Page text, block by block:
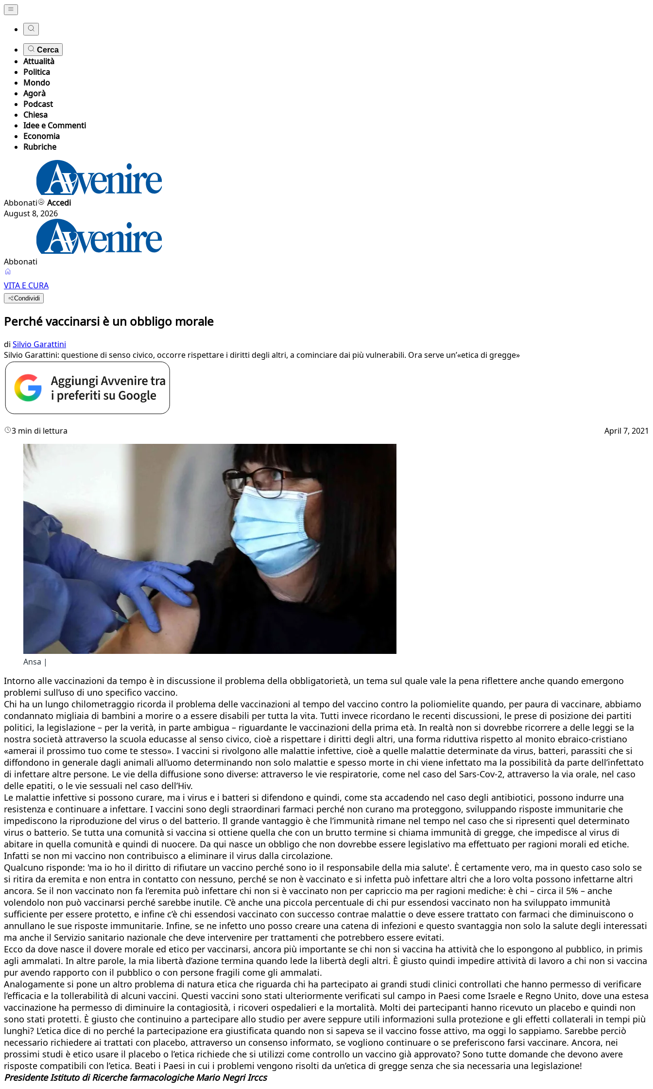
Cerca
Attualità
Politica
Mondo
Agorà
Podcast
Chiesa
Idee e Commenti
Economia
Rubriche
Abbonati
Accedi
August 8, 2026
Abbonati
VITA E CURA
Condividi
Perché vaccinarsi è un obbligo morale
di Silvio Garattini
Silvio Garattini: questione di senso civico, occorre rispettare i diritti degli altri, a cominciare dai più vulnerabili. Ora serve un’«etica di gregge»
3 min di lettura April 7, 2021
Ansa |
Intorno alle vaccinazioni da tempo è in discussione il problema della obbligatorietà, un tema sul quale vale la pena riflettere anche quando emergono
problemi sull’uso di uno specifico vaccino.
Chi ha un lungo chilometraggio ricorda il problema delle vaccinazioni al tempo del vaccino contro la poliomielite quando, per paura di vaccinare, abbiamo
condannato migliaia di bambini a morire o a essere disabili per tutta la vita. Tutti invece ricordano le recenti discussioni, le prese di posizione dei partiti
politici, la legislazione – per la verità, in parte ambigua – riguardante le vaccinazioni della prima età. In realtà non si dovrebbe ricorrere a delle leggi se la
nostra società attraverso la scuola educasse al senso civico, cioè a rispettare i diritti degli altri, una forma riduttiva rispetto al monito ebraico-cristiano
«amerai il prossimo tuo come te stesso». I vaccini si rivolgono alle malattie infettive, cioè a quelle malattie determinate da virus, batteri, parassiti che si
diffondono in generale dagli animali all’uomo determinando non solo malattie e spesso morte in chi viene infettato ma la possibilità da parte dell’infettato
di infettare altre persone. Le vie della diffusione sono diverse: attraverso le vie respiratorie, come nel caso del Sars-Cov-2, attraverso la via orale, nel caso
delle epatiti, o le vie sessuali nel caso dell’Hiv.
Le malattie infettive si possono curare, ma i virus e i batteri si difendono e quindi, come sta accadendo nel caso degli antibiotici, possono indurre una
resistenza e continuare a infettare. I vaccini sono degli straordinari farmaci perché non curano ma proteggono, sviluppando risposte immunitarie che
impediscono la riproduzione del virus o del batterio. Il grande vantaggio è che l’immunità rimane nel tempo nel caso che si ripresenti quel determinato
virus o batterio. Se tutta una comunità si vaccina si ottiene quella che con un brutto termine si chiama immunità di gregge, che impedisce al virus di
abitare in quella comunità e quindi di nuocere. Da qui nasce un obbligo che non dovrebbe essere legislativo ma effettuato per ragioni morali ed etiche.
Infatti se non mi vaccino non contribuisco a eliminare il virus dalla circolazione.
Qualcuno risponde: 'ma io ho il diritto di rifiutare un vaccino perché sono io il responsabile della mia salute'. È certamente vero, ma in questo caso solo se
si ritira da eremita e non entra in contatto con nessuno, perché se non è vaccinato e si infetta può infettare altri che a loro volta possono infettarne altri
ancora. Se il non vaccinato non fa l’eremita può infettare chi non si è vaccinato non per capriccio ma per ragioni mediche: è chi – circa il 5% – anche
volendolo non può vaccinarsi perché sarebbe inutile. C’è anche una piccola percentuale di chi pur essendosi vaccinato non ha sviluppato immunità
sufficiente per essere protetto, e infine c’è chi essendosi vaccinato con successo contrae malattie o deve essere trattato con farmaci che diminuiscono o
annullano le sue risposte immunitarie. Infine, se ne infetto uno posso creare una catena di infezioni e questo svantaggia non solo la salute degli interessati
ma anche il Servizio sanitario nazionale che deve intervenire per trattamenti che potrebbero essere evitati.
Ecco da dove nasce il dovere morale ed etico per vaccinarsi, ancora più importante se chi non si vaccina ha attività che lo espongono al pubblico, in primis
agli ammalati. In altre parole, la mia libertà d’azione termina quando lede la libertà degli altri. È giusto quindi impedire attività di lavoro a chi non si vaccina
pur avendo rapporto con il pubblico o con persone fragili come gli ammalati.
Analogamente si pone un altro problema di natura etica che riguarda chi ha partecipato ai grandi studi clinici controllati che hanno permesso di verificare
l’efficacia e la tollerabilità di alcuni vaccini. Questi vaccini sono stati ulteriormente verificati sul campo in Paesi come Israele e Regno Unito, dove una estesa
vaccinazione ha permesso di diminuire la contagiosità, i ricoveri ospedalieri e la mortalità. Molti dei partecipanti hanno ricevuto un placebo e quindi non
sono stati protetti. È giusto che continuino a partecipare allo studio per avere seppure utili informazioni sulla protezione e gli effetti collaterali in tempi più
lunghi? L’etica dice di no perché la partecipazione era giustificata quando non si sapeva se il vaccino fosse attivo, ma oggi lo sappiamo. Sarebbe perciò
necessario richiedere ai trattati con placebo, attraverso un consenso informato, se vogliono continuare o se preferiscono farsi vaccinare. Ancora, nei
prossimi studi è etico usare il placebo o l’etica richiede che si utilizzi come controllo un vaccino già approvato? Sono tutte domande che devono avere
risposte compatibili con l’etica. Beati i Paesi in cui i problemi vengono risolti da un’etica di gregge senza che sia necessaria una legislazione!
Presidente Istituto di Ricerche farmacologiche Mario Negri Irccs